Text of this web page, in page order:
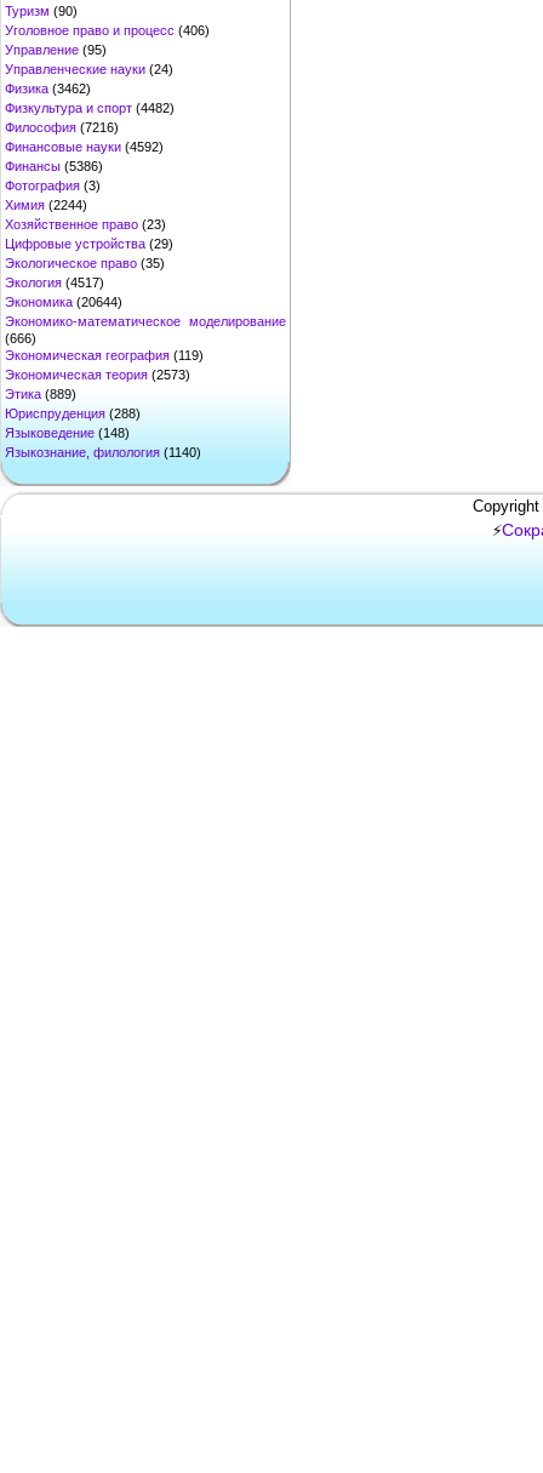
Туризм (90)
Уголовное право и процесс (406)
Управление (95)
Управленческие науки (24)
Физика (3462)
Физкультура и спорт (4482)
Философия (7216)
Финансовые науки (4592)
Финансы (5386)
Фотография (3)
Химия (2244)
Хозяйственное право (23)
Цифровые устройства (29)
Экологическое право (35)
Экология (4517)
Экономика (20644)
Экономико-математическое моделирование
(666)
Экономическая география (119)
Экономическая теория (2573)
Этика (889)
Юриспруденция (288)
Языковедение (148)
Языкознание, филология (1140)
⚡